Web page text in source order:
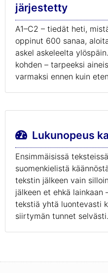
järjestetty
A1–C2 – tiedät heti,
oppinut 600 sanaa,
askel askeleelta
kohden – tarpeeksi
varmaksi ennen kuin
Lukunopeus
Ensimmäisissä
suomenkielistä
tekstin jälkeen vain
jälkeen et ehkä lainkaan
tekstiä yhtä luontevasti
siirtymän tunnet selvästi.